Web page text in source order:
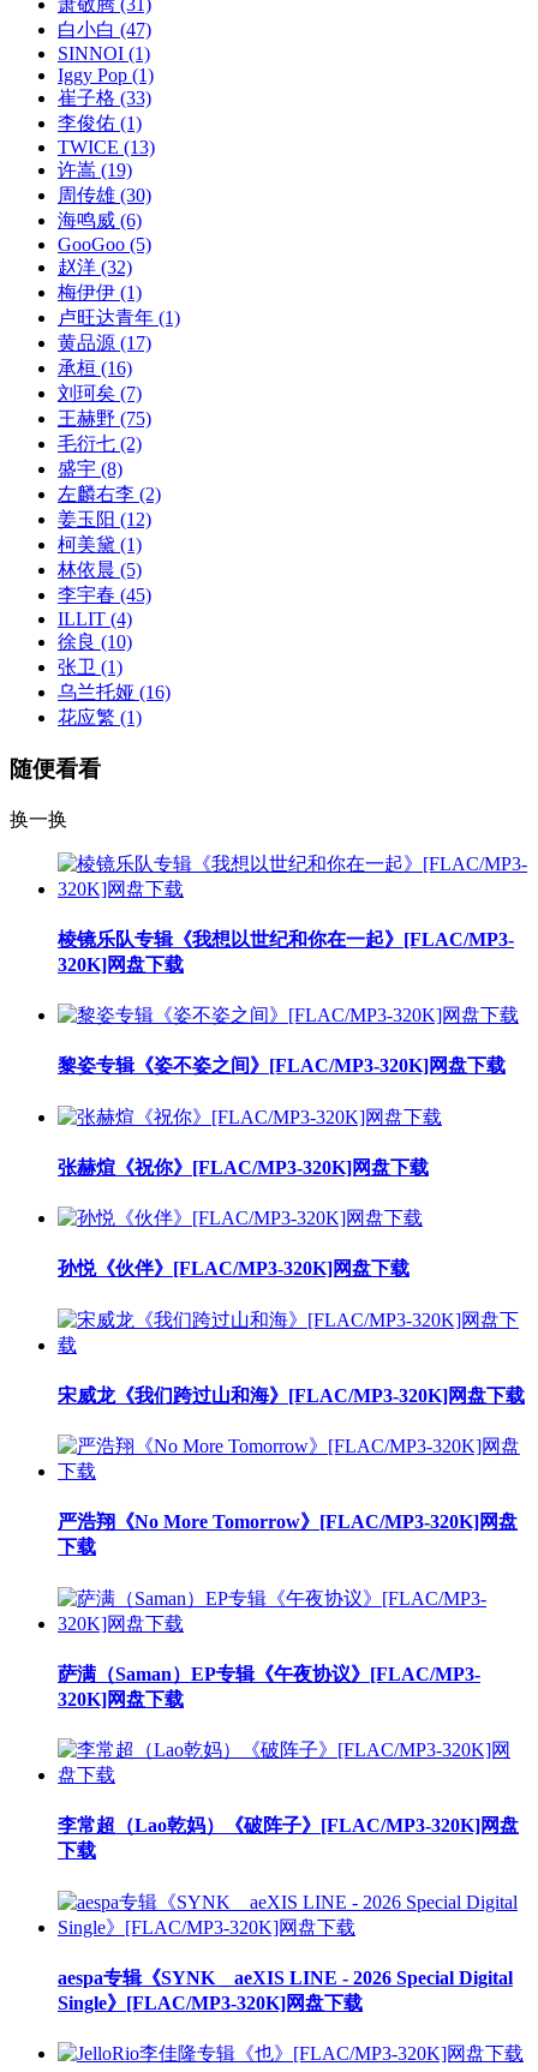
萧敬腾 (31)
白小白 (47)
SINNOI (1)
Iggy Pop (1)
崔子格 (33)
李俊佑 (1)
TWICE (13)
许嵩 (19)
周传雄 (30)
海鸣威 (6)
GooGoo (5)
赵洋 (32)
梅伊伊 (1)
卢旺达青年 (1)
黄品源 (17)
承桓 (16)
刘珂矣 (7)
王赫野 (75)
毛衍七 (2)
盛宇 (8)
左麟右李 (2)
姜玉阳 (12)
柯美黛 (1)
林依晨 (5)
李宇春 (45)
ILLIT (4)
徐良 (10)
张卫 (1)
乌兰托娅 (16)
花应繁 (1)
随便看看
换一换
棱镜乐队专辑《我想以世纪和你在一起》[FLAC/MP3-
320K]网盘下载
黎姿专辑《姿不姿之间》[FLAC/MP3-320K]网盘下载
张赫煊《祝你》[FLAC/MP3-320K]网盘下载
孙悦《伙伴》[FLAC/MP3-320K]网盘下载
宋威龙《我们跨过山和海》[FLAC/MP3-320K]网盘下载
严浩翔《No More Tomorrow》[FLAC/MP3-320K]网盘
下载
萨满（Saman）EP专辑《午夜协议》[FLAC/MP3-
320K]网盘下载
李常超（Lao乾妈）《破阵子》[FLAC/MP3-320K]网盘
下载
aespa专辑《SYNK _ aeXIS LINE - 2026 Special Digital
Single》[FLAC/MP3-320K]网盘下载